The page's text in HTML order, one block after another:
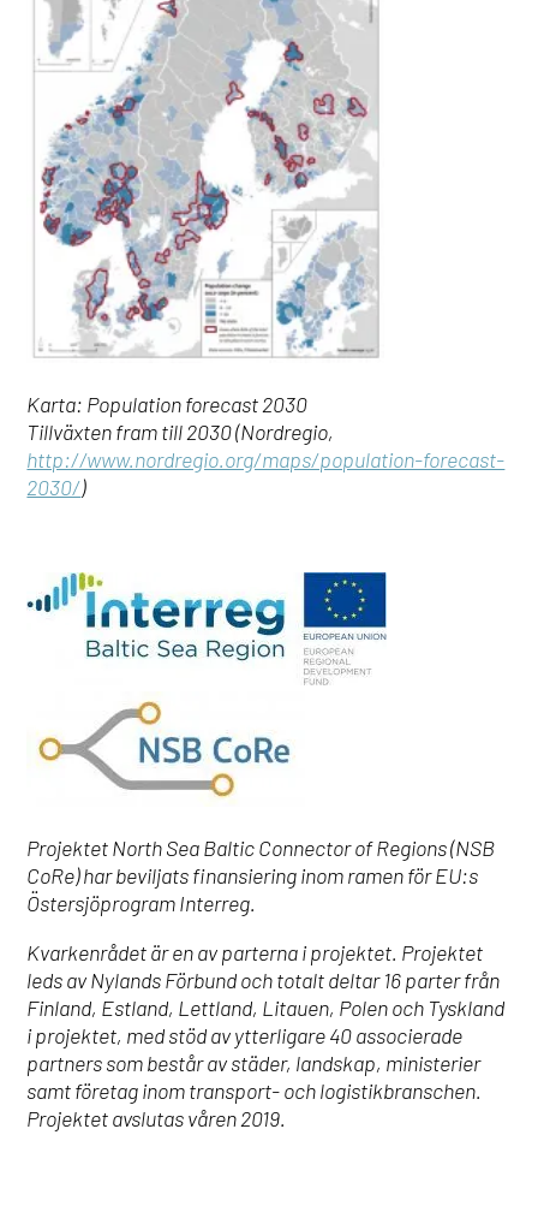
Karta: Population forecast 2030
Tillväxten fram till 2030 (Nordregio,
http://www.nordregio.org/maps/population-forecast-
2030/)
Projektet North Sea Baltic Connector of Regions (NSB
CoRe) har beviljats finansiering inom ramen för EU:s
Östersjöprogram Interreg.
Kvarkenrådet är en av parterna i projektet. Projektet
leds av Nylands Förbund och totalt deltar 16 parter från
Finland, Estland, Lettland, Litauen, Polen och Tyskland
i projektet, med stöd av ytterligare 40 associerade
partners som består av städer, landskap, ministerier
samt företag inom transport- och logistikbranschen.
Projektet avslutas våren 2019.